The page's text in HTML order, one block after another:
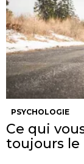
PSYCHOLOGIE
Ce qui
toujours le